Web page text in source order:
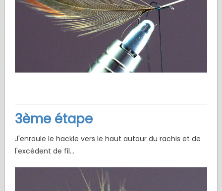
3ème étape
J'enroule le hackle vers le haut autour du rachis et de
l'excédent de fil...